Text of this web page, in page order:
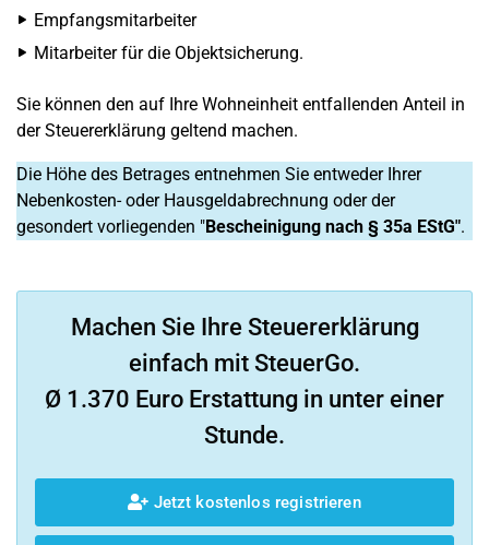
Empfangsmitarbeiter
Mitarbeiter für die Objektsicherung.
Sie können den auf Ihre Wohneinheit entfallenden Anteil in
der Steuererklärung geltend machen.
Die Höhe des Betrages entnehmen Sie entweder Ihrer
Nebenkosten- oder Hausgeldabrechnung oder der
gesondert vorliegenden "Bescheinigung nach § 35a EStG".
Machen Sie Ihre Steuererklärung
einfach mit SteuerGo.
Ø 1.370 Euro Erstattung in unter einer
Stunde.
Jetzt kostenlos registrieren